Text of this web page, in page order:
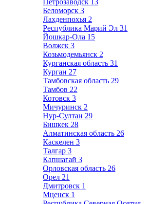
Петрозаводск 13
Беломорск 3
Лахденпохья 2
Республика Марий Эл 31
Йошкар-Ола 15
Волжск 3
Козьмодемьянск 2
Курганская область 31
Курган 27
Тамбовская область 29
Тамбов 22
Котовск 3
Мичуринск 2
Нур-Султан 29
Бишкек 28
Алматинская область 26
Каскелен 3
Талгар 3
Капшагай 3
Орловская область 26
Орел 21
Дмитровск 1
Мценск 1